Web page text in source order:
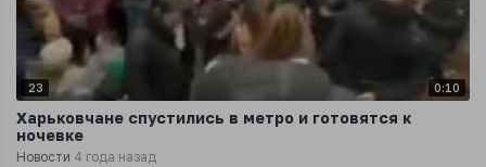
23 0:10
Харьковчане спустились в метро и готовятся к
ночевке
Новости 4 года назад